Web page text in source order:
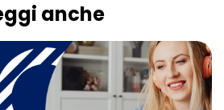
anche